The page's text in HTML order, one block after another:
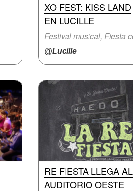
XO FEST: KISS LAND
EN LUCILLE
@Lucille
RE FIESTA LLEGA AL
AUDITORIO OESTE